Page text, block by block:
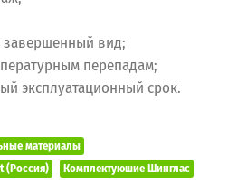
завершенный вид;
перепадам;
эксплуатационный срок.
материалы
(Россия)
Комплектуюшие Шинглас